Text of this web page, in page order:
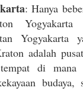
: Hanya
Yogyakarta
Yogyakarta
adalah
di mana